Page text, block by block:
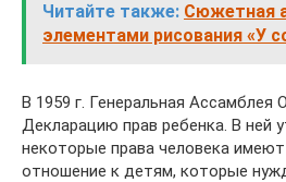
Читайте также: Сюжетная
элементами рисования «У
В 1959 г. Генеральная Ассамблея
Декларацию прав ребенка. В ней
некоторые права человека
отношение к детям, которые